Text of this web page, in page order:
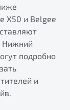
X50 и Belgee
Нижний
подробно
и